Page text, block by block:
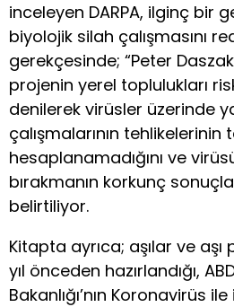
inceleyen DARPA, ilginç bir
biyolojik silah çalışmasını
gerekçesinde; “Peter
projenin yerel toplulukları
denilerek virüsler üzerinde
çalışmalarının
hesaplanamadığını ve
bırakmanın korkunç
belirtiliyor.
Kitapta ayrıca; aşılar ve aşı
yıl önceden hazırlandığı,
Bakanlığı’nın Koronavirüs